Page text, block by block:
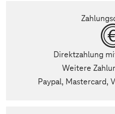
Direktzahlung
Weitere
Paypal, Mastercard,